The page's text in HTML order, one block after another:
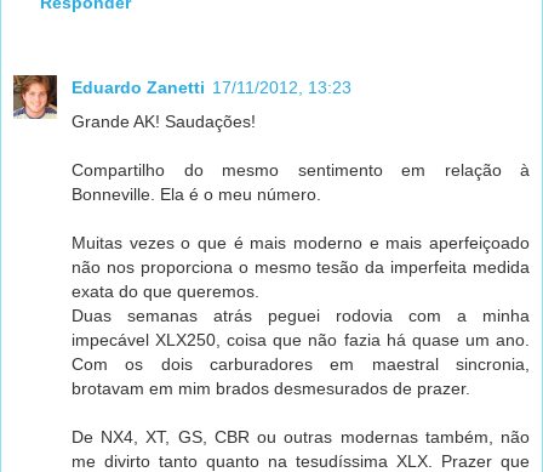
Eduardo Zanetti 17/11/2012, 13:23
Grande AK! Saudações!
Compartilho do mesmo sentimento em relação à
Bonneville. Ela é o meu número.
Muitas vezes o que é mais moderno e mais aperfeiçoado
não nos proporciona o mesmo tesão da imperfeita medida
exata do que queremos.
Duas semanas atrás peguei rodovia com a minha
impecável XLX250, coisa que não fazia há quase um ano.
Com os dois carburadores em maestral sincronia,
brotavam em mim brados desmesurados de prazer.
De NX4, XT, GS, CBR ou outras modernas também, não
me divirto tanto quanto na tesudíssima XLX. Prazer que